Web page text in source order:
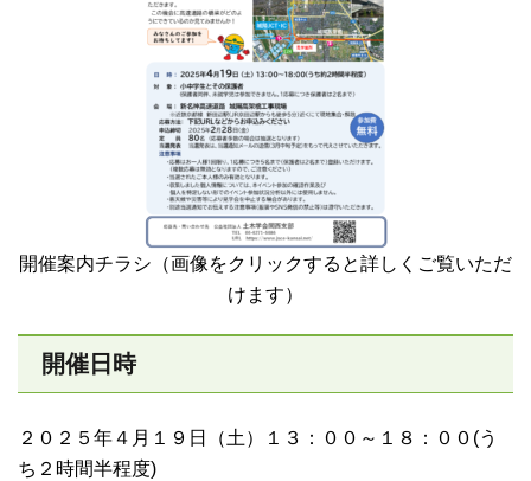
開催案内チラシ（画像をクリックすると詳しくご覧いただ
けます）
開催日時
２０２５年４月１９日（土）１３：００～１８：００(う
ち２時間半程度)